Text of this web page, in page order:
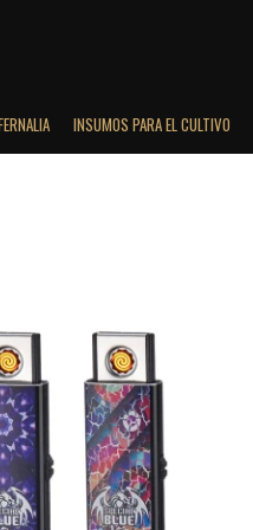
INSUMOS PARA EL CULTIVO